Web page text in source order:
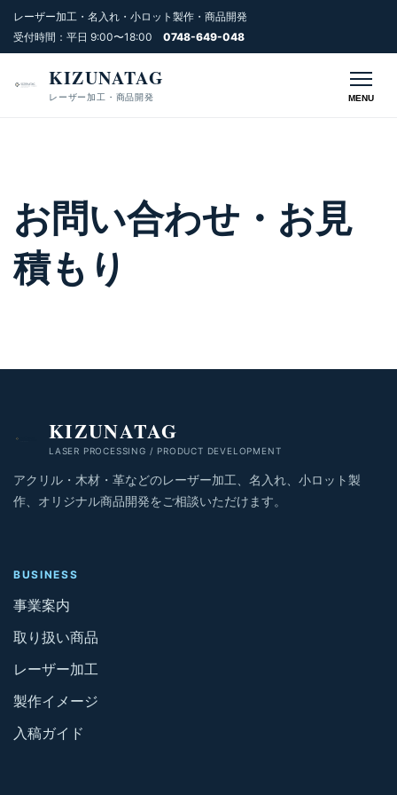
レーザー加工・名入れ・小ロット製作・商品開発
受付時間：平日 9:00〜18:00 0748-649-048
KIZUNATAG
レーザー加工・商品開発 MENU
お問い合わせ・お見
積もり
KIZUNATAG
LASER PROCESSING / PRODUCT DEVELOPMENT
アクリル・木材・革などのレーザー加工、名入れ、小ロット製
作、オリジナル商品開発をご相談いただけます。
BUSINESS
事業案内
取り扱い商品
レーザー加工
製作イメージ
入稿ガイド